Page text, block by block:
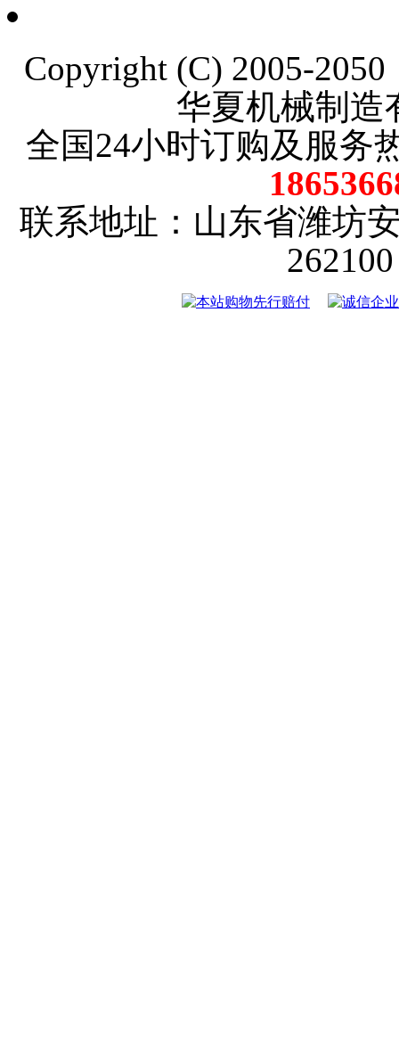
Copyright (C) 2005-
华夏机械制
全国24小时订购及服务
联系地址：山东省潍坊